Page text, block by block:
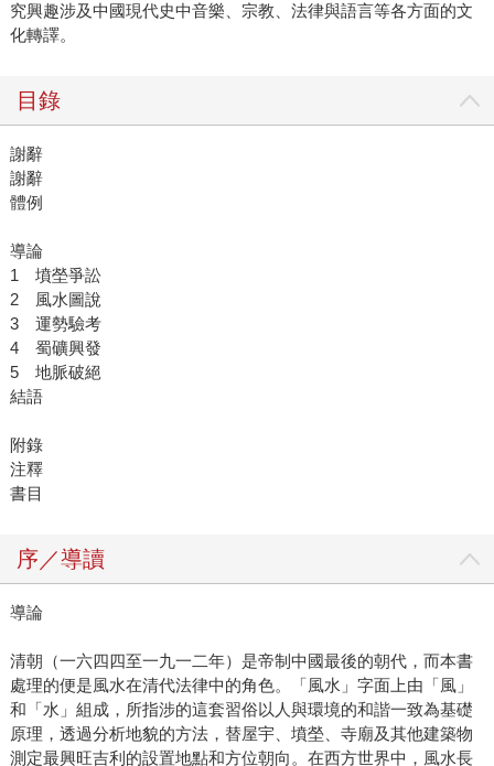
究興趣涉及中國現代史中音樂、宗教、法律與語言等各方面的文
化轉譯。
目錄
謝辭
謝辭
體例
導論
1 墳塋爭訟
2 風水圖說
3 運勢驗考
4 蜀礦興發
5 地脈破絕
結語
附錄
注釋
書目
序／導讀
導論
清朝（一六四四至一九一二年）是帝制中國最後的朝代，而本書
處理的便是風水在清代法律中的角色。「風水」字面上由「風」
和「水」組成，所指涉的這套習俗以人與環境的和諧一致為基礎
原理，透過分析地貌的方法，替屋宇、墳塋、寺廟及其他建築物
測定最興旺吉利的設置地點和方位朝向。在西方世界中，風水長